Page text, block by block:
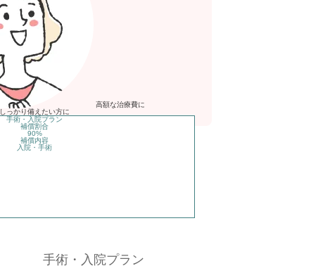
高額な治療費に
しっかり備えたい方に
手術・入院プラン
補償割合
90%
補償内容
入院・手術
手術・入院プラン